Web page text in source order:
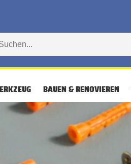
BAUEN & RENOVIEREN